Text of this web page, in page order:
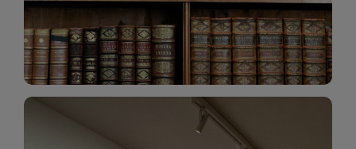
Katalog Zbiorów